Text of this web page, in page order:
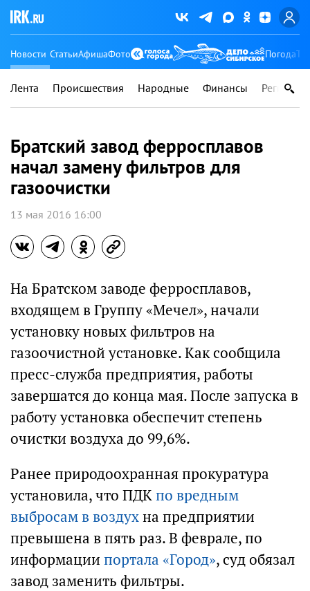
Новости СтатьиАфишаФото Погода
Лента Происшествия Народные Финансы Регионы
Братский завод ферросплавов
начал замену фильтров для
газоочистки
13 мая 2016 16:00
На Братском заводе ферросплавов,
входящем в Группу «Мечел», начали
установку новых фильтров на
газоочистной установке. Как сообщила
пресс-служба предприятия, работы
завершатся до конца мая. После запуска в
работу установка обеспечит степень
очистки воздуха до 99,6%.
Ранее природоохранная прокуратура
установила, что ПДКпо вредным
выбросам в воздухна предприятии
превышена в пять раз. В феврале, по
информации портала «Город», суд обязал
завод заменить фильтры.